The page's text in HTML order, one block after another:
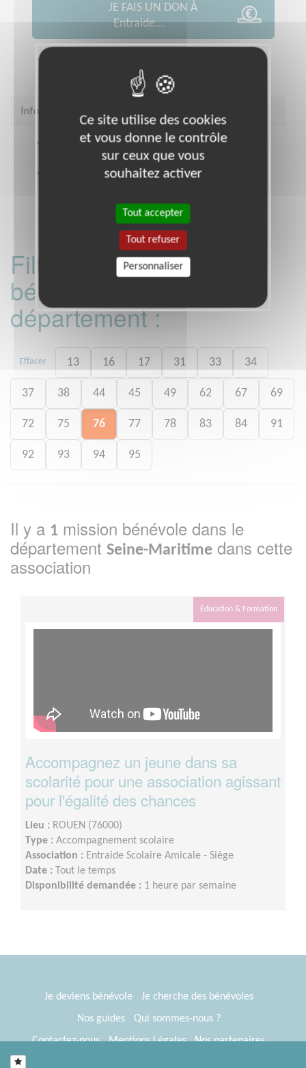
JE FAIS UN DON À
Entraide...
Infos pratiques
Coordonnées18, avenue de la Porte Brunet 30,
boulevard d'Algérie PARIS 19 (75019)
Heures d'ouverture
Filtrer les missions
bénévoles par
département :
Effacer 13 16 17 31 33 34
37 38 44 45 49 62 67 69
72 75 76 77 78 83 84 91
92 93 94 95
Il y a 1 mission bénévole dans le
département Seine-Maritime dans cette
association
Éducation & Formation
Accompagnez un jeune dans sa
scolarité pour une association agissant
pour l'égalité des chances
Lieu : ROUEN (76000)
Type : Accompagnement scolaire
Association : Entraide Scolaire Amicale - Siège
Date :
Tout le temps
Disponibilité demandée : 1 heure par semaine
Je deviens bénévole
Je cherche des bénévoles
Nos guides
Qui sommes-nous ?
Contactez-nous
Mentions Légales
Nos partenaires
Ce site utilise des cookies
et vous donne le contrôle
sur ceux que vous
souhaitez activer
Tout accepter
Tout refuser
Personnaliser